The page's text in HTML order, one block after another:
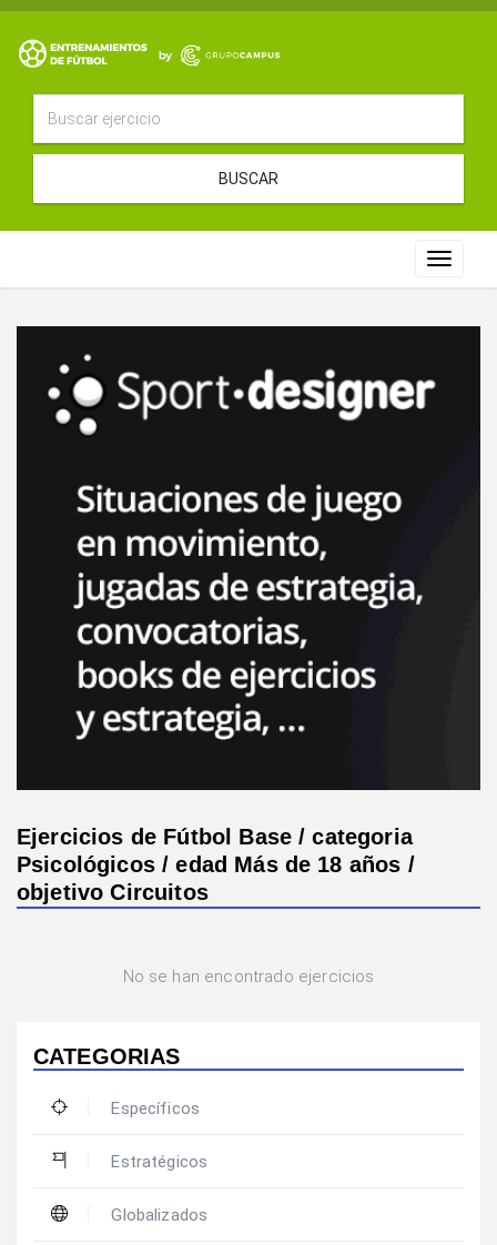
BUSCAR
Toggle
Ejercicios de Fútbol Base / categoria
Psicológicos / edad Más de 18 años /
objetivo Circuitos
No se han encontrado ejercicios
CATEGORIAS
Específicos
Estratégicos
Globalizados